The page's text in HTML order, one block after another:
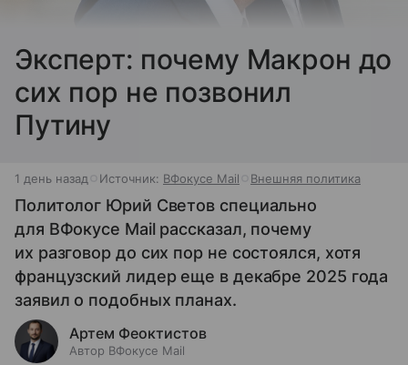
Эксперт: почему Макрон до
сих пор не позвонил
Путину
1 день назад Источник: ВФокусе Mail Внешняя политика
Политолог Юрий Светов специально
для ВФокусе Mail рассказал, почему
их разговор до сих пор не состоялся, хотя
французский лидер еще в декабре 2025 года
заявил о подобных планах.
Артем Феоктистов
Автор ВФокусе Mail